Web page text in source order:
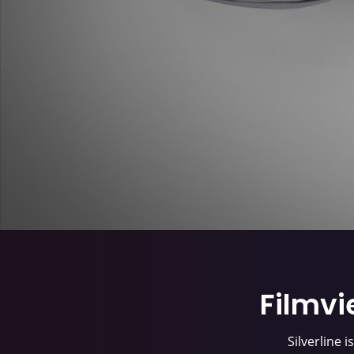
Silverline